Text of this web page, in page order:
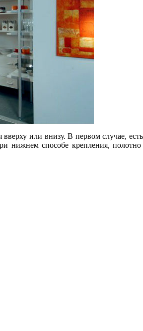
или внизу. В первом случае,
нижнем способе крепления,